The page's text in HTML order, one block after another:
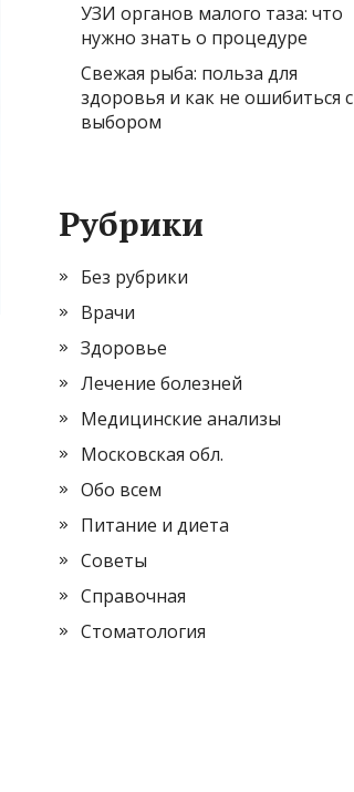
УЗИ органов малого таза: что
нужно знать о процедуре
Свежая рыба: польза для
здоровья и как не ошибиться с
выбором
Рубрики
Без рубрики
Врачи
Здоровье
Лечение болезней
Медицинские анализы
Московская обл.
Обо всем
Питание и диета
Советы
Справочная
Стоматология